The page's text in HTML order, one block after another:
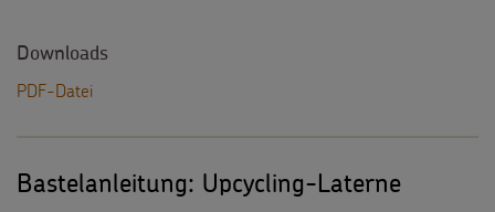
Downloads
PDF-Datei
Bastelanleitung: Upcycling-Laterne